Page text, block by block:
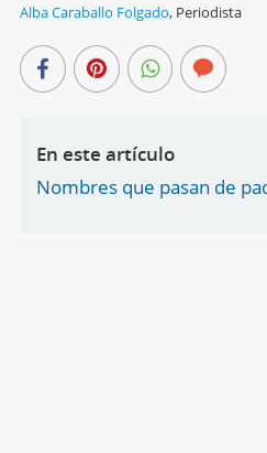
Alba Caraballo Folgado, Periodista
En este artículo
Nombres que pasan de